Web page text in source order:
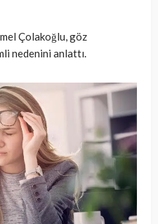
Çolakoğlu, göz
nedenini anlattı.